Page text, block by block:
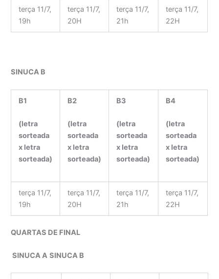
terça 11/7,
19h
terça 11/7,
20H
terça 11/7,
21h
terça 11/7,
22H
SINUCA B
B1
(letra
sorteada
x letra
sorteada)
B2
(letra
sorteada
x letra
sorteada)
B3
(letra
sorteada
x letra
sorteada)
B4
(letra
sorteada
x letra
sorteada)
terça 11/7,
19h
terça 11/7,
20H
terça 11/7,
21h
terça 11/7,
22H
QUARTAS DE FINAL
SINUCA A SINUCA B